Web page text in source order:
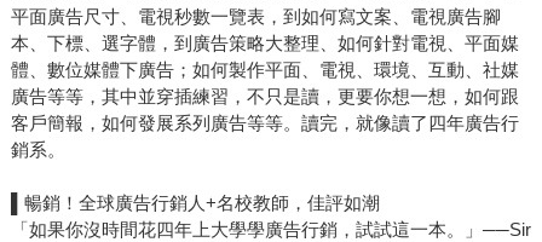
平面廣告尺寸、電視秒數一覽表，到如何寫文案、電視廣告腳
本、下標、選字體，到廣告策略大整理、如何針對電視、平面媒
體、數位媒體下廣告；如何製作平面、電視、環境、互動、社媒
廣告等等，其中並穿插練習，不只是讀，更要你想一想，如何跟
客戶簡報，如何發展系列廣告等等。讀完，就像讀了四年廣告行
銷系。
▌暢銷！全球廣告行銷人+名校教師，佳評如潮
「如果你沒時間花四年上大學學廣告行銷，試試這一本。」──Sir